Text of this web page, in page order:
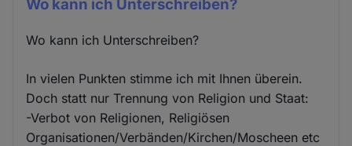
Wo kann ich Unterschreiben?
Wo kann ich Unterschreiben?
In vielen Punkten stimme ich mit Ihnen überein.
Doch statt nur Trennung von Religion und Staat:
-Verbot von Religionen, Religiösen
Organisationen/Verbänden/Kirchen/Moscheen etc